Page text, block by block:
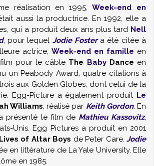
réalisation en 1995,Week-end en
aussi la productrice. En 1992, elle a
qui a produit deux ans plus tard Nell
, pour lequel Jodie Fostera été citée à
actrice, Week-end en famille en
pour le câble The BabyDance en
un Peabody Award, quatre citations à
aux Golden Globes, dont celui de la
Egg-Picture a également produit Le
Williams, réalisé par Keith Gordon. En
présenté le film de Mathieu Kassovitz,
Unis. Egg Pictures a produit en 2001
of Altar Boys de Peter Care.Jodie
en littérature de La Yale University. Elle
en 1985.